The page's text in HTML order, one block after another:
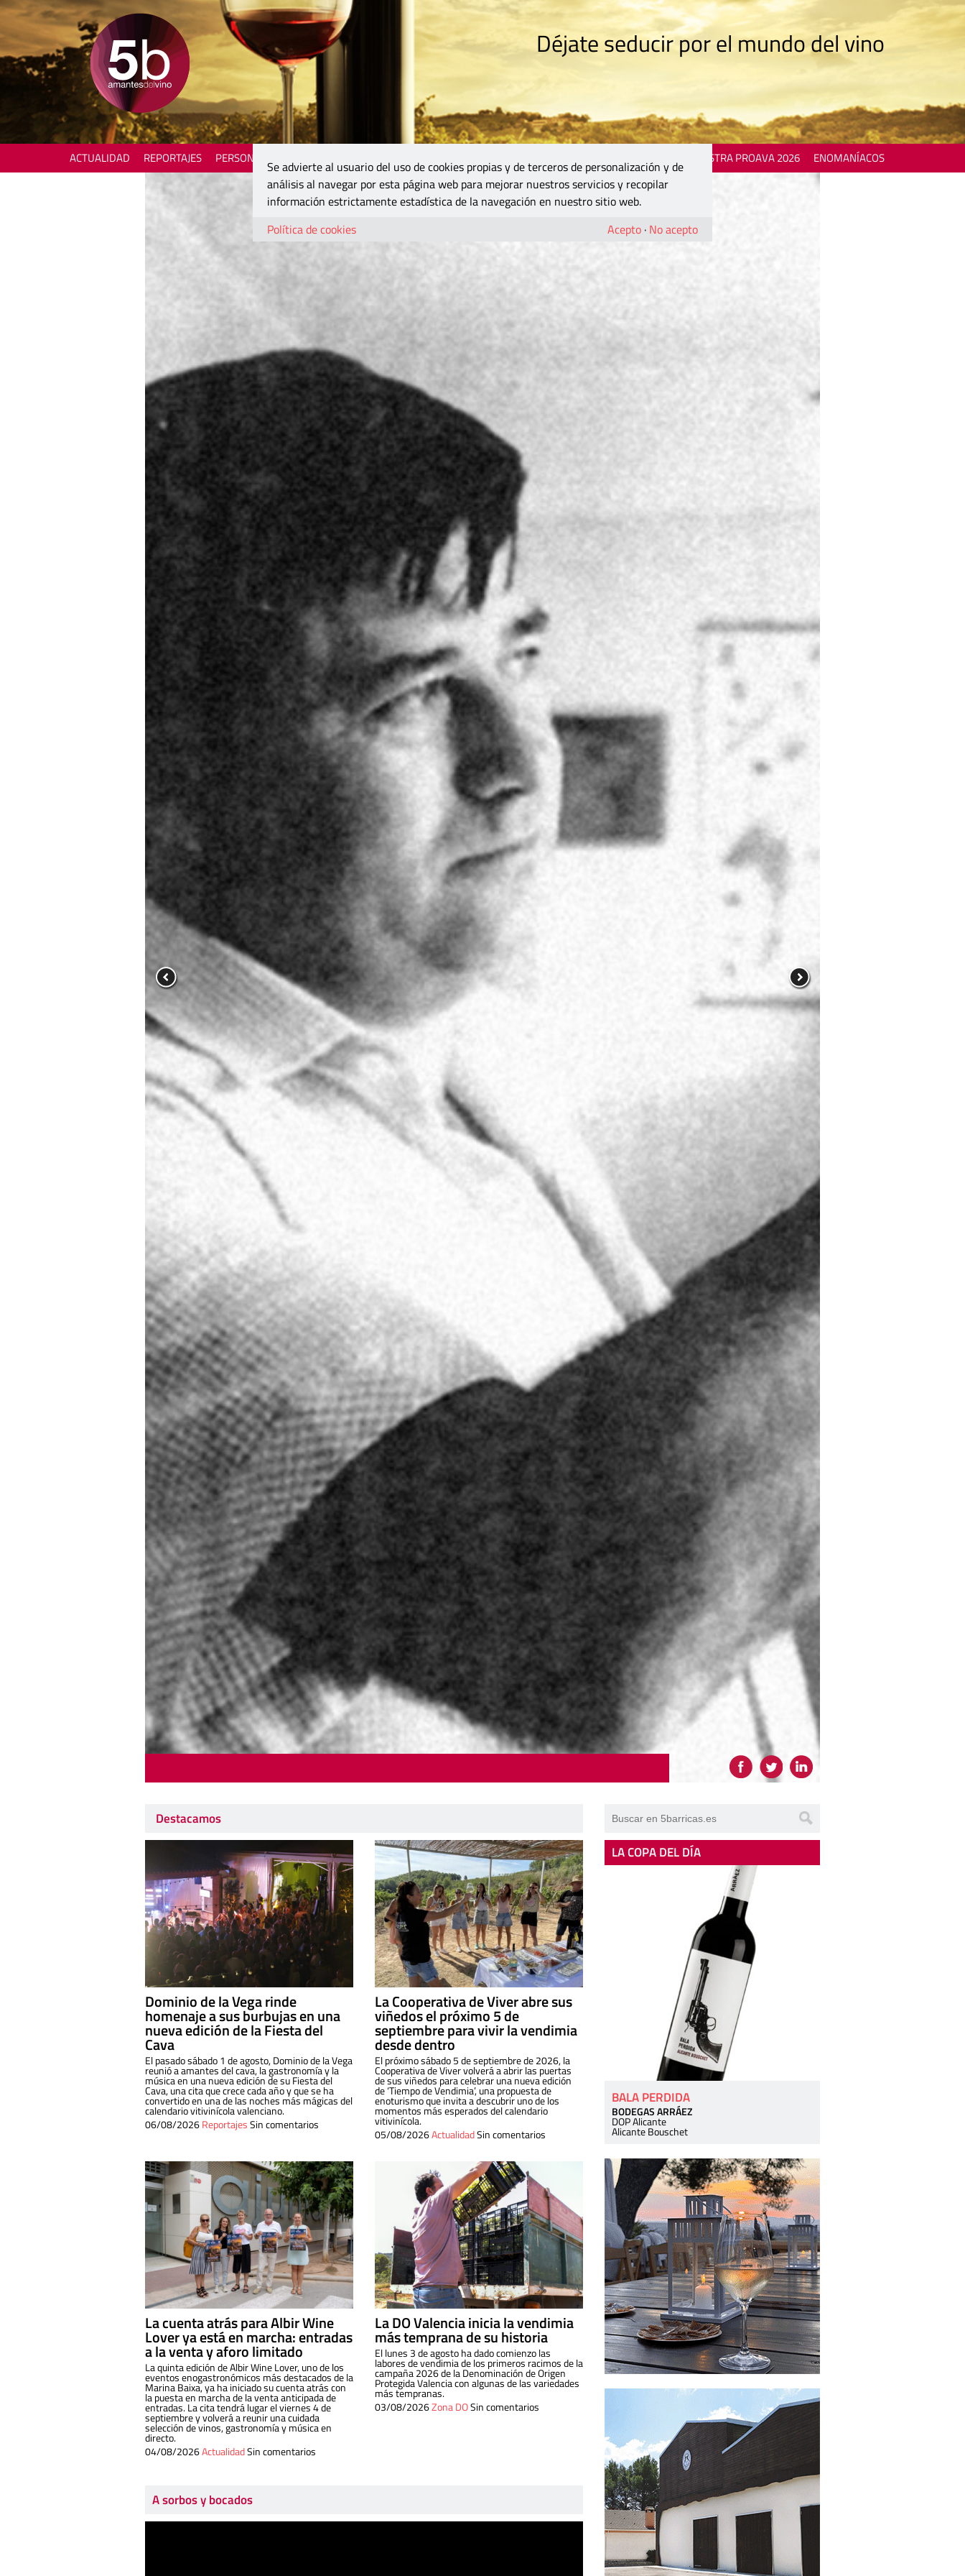
Déjate seducir por el mundo del vino
ACTUALIDAD REPORTAJES PERSONAJES MOSTRA PROAVA 2026 ENOMANÍACOS
Destacamos
Dominio de la Vega rinde
homenaje a sus burbujas en una
nueva edición de la Fiesta del
Cava
El pasado sábado 1 de agosto, Dominio de la Vega
reunió a amantes del cava, la gastronomía y la
música en una nueva edición de su Fiesta del
Cava, una cita que crece cada año y que se ha
convertido en una de las noches más mágicas del
calendario vitivinícola valenciano.
06/08/2026ReportajesSin comentarios
La Cooperativa de Viver abre sus
viñedos el próximo 5 de
septiembre para vivir la vendimia
desde dentro
El próximo sábado 5 de septiembre de 2026, la
Cooperativa de Viver volverá a abrir las puertas
de sus viñedos para celebrar una nueva edición
de ‘Tiempo de Vendimia’, una propuesta de
enoturismo que invita a descubrir uno de los
momentos más esperados del calendario
vitivinícola.
05/08/2026ActualidadSin comentarios
La cuenta atrás para Albir Wine
Lover ya está en marcha: entradas
a la venta y aforo limitado
La quinta edición de Albir Wine Lover, uno de los
eventos enogastronómicos más destacados de la
Marina Baixa, ya ha iniciado su cuenta atrás con
la puesta en marcha de la venta anticipada de
entradas. La cita tendrá lugar el viernes 4 de
septiembre y volverá a reunir una cuidada
selección de vinos, gastronomía y música en
directo.
04/08/2026ActualidadSin comentarios
La DO Valencia inicia la vendimia
más temprana de su historia
El lunes 3 de agosto ha dado comienzo las
labores de vendimia de los primeros racimos de la
campaña 2026 de la Denominación de Origen
Protegida Valencia con algunas de las variedades
más tempranas.
03/08/2026Zona DOSin comentarios
A sorbos y bocados
LA COPA DEL DÍA
BALA PERDIDA
BODEGAS ARRÁEZ
DOP Alicante
Alicante Bouschet
Se advierte al usuario del uso de cookies propias y de terceros de personalización y de
análisis al navegar por esta página web para mejorar nuestros servicios y recopilar
información estrictamente estadística de la navegación en nuestro sitio web.
Política de cookies
Acepto · No acepto